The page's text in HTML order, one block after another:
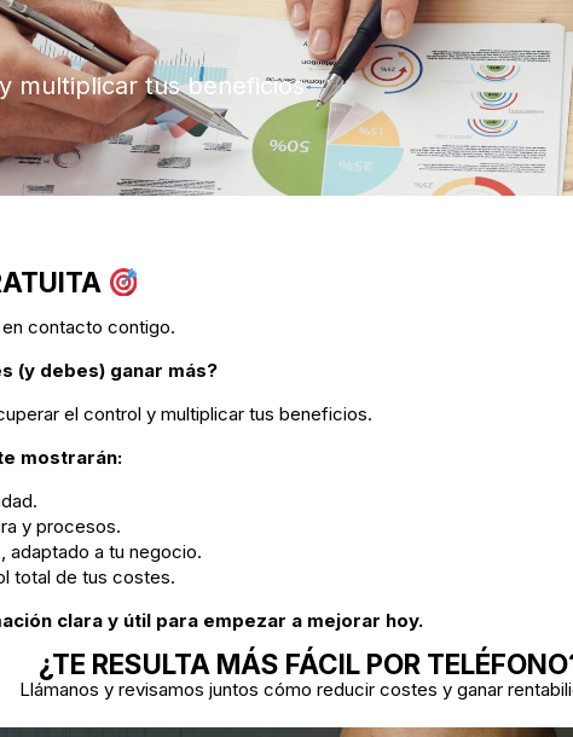
multiplicar tus beneficios
contacto contigo.
(y debes) ganar más?
el control y multiplicar tus beneficios.
mostrarán:
y procesos.
adaptado a tu negocio.
total de tus costes.
clara y útil para empezar a mejorar hoy.
¿TE RESULTA MÁS FÁCIL POR
Llámanos y revisamos juntos cómo reducir costes y ganar